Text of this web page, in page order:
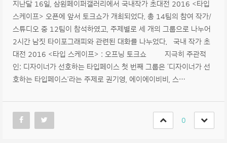
지난달 16일, 삼원페이퍼갤러리에서 국내작가 초대전 2016 <타입
스케이프> 오픈에 앞서 토크쇼가 개최되었다. 총 14팀의 참여 작가/
스튜디오 중 12팀이 참석하였고, 주제별로 세 개의 그룹으로 나누어
2시간 남짓 타이포그래피와 관련된 대화를 나누었다. 국내 작가 초
대전 2016 <타입 스케이프> : 오프닝 토크쇼 지극히 주관적
인: 디자이너가 선호하는 타입페이스 첫 번째 그룹은 ‘디자이너가 선
호하는 타입페이스’라는 주제로 권기영, 에이에이비비, 스…
0